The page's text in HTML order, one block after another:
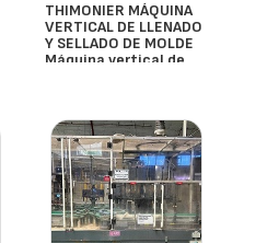
THIMONIER MÁQUINA
VERTICAL DE LLENADO
Y SELLADO DE MOLDE
Máquina vertical de
- España